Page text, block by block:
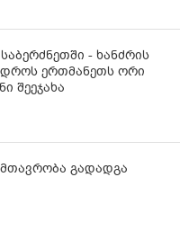
- ხანძრის
ერთმანეთს ორი
შეეჯახა
გადადგა